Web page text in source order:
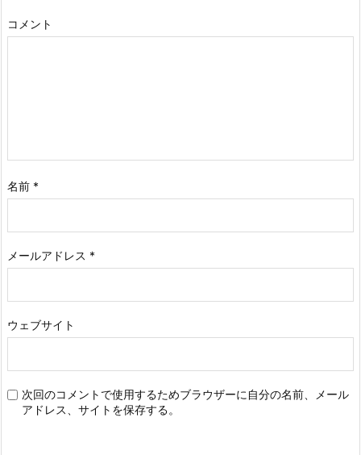
コメント
名前 *
メールアドレス *
ウェブサイト
次回のコメントで使用するためブラウザーに自分の名前、メール
アドレス、サイトを保存する。